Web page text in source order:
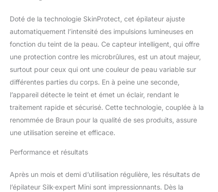
Doté de la technologie SkinProtect, cet épilateur ajuste
automatiquement l’intensité des impulsions lumineuses en
fonction du teint de la peau. Ce capteur intelligent, qui offre
une protection contre les microbrûlures, est un atout majeur,
surtout pour ceux qui ont une couleur de peau variable sur
différentes parties du corps. En à peine une seconde,
l’appareil détecte le teint et émet un éclair, rendant le
traitement rapide et sécurisé. Cette technologie, couplée à la
renommée de Braun pour la qualité de ses produits, assure
une utilisation sereine et efficace.
Performance et résultats
Après un mois et demi d’utilisation régulière, les résultats de
l’épilateur Silk·expert Mini sont impressionnants. Dès la